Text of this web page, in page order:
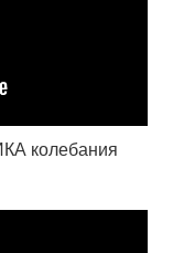
колебания